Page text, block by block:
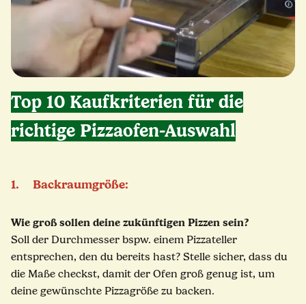
Top 10 Kaufkriterien für die
richtige Pizzaofen-Auswahl
1. Backraumgröße:
Wie groß sollen deine zukünftigen Pizzen sein?
Soll der Durchmesser bspw. einem Pizzateller
entsprechen, den du bereits hast? Stelle sicher, dass du
die Maße checkst, damit der Ofen groß genug ist, um
deine gewünschte Pizzagröße zu backen.